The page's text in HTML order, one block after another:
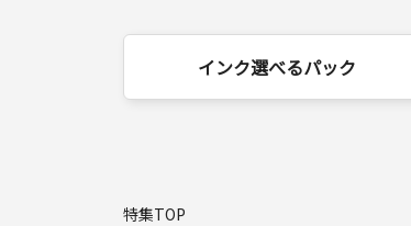
インク選べるパック
特集TOP